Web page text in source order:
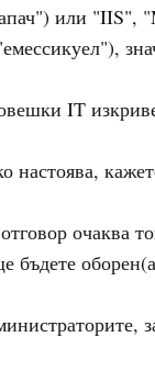
или "IIS",
IT
настоява,
очаква
бъдете